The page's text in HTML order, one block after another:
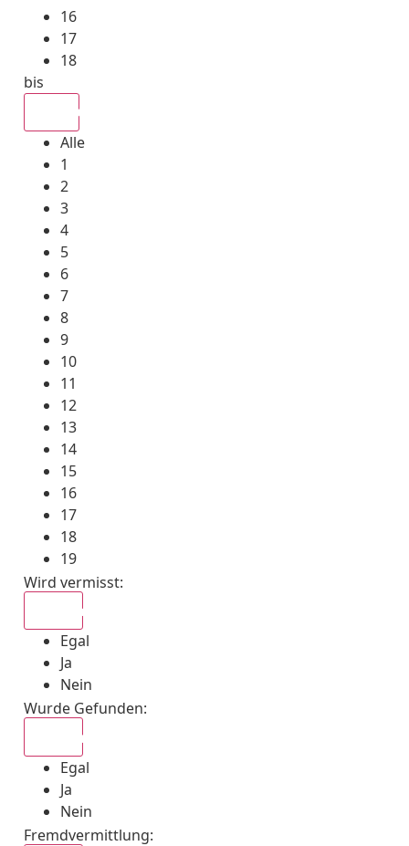
16
17
18
bis
Alle
1
2
3
4
5
6
7
8
9
10
11
12
13
14
15
16
17
18
19
Wird vermisst:
Egal
Ja
Nein
Wurde Gefunden:
Egal
Ja
Nein
Fremdvermittlung: